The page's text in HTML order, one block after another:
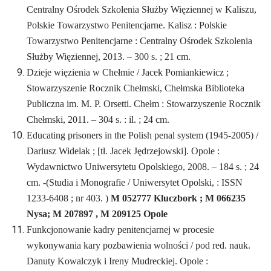
Centralny Ośrodek Szkolenia Służby Więziennej w Kaliszu,
Polskie Towarzystwo Penitencjarne. Kalisz : Polskie
Towarzystwo Penitencjarne : Centralny Ośrodek Szkolenia
Służby Więziennej, 2013. – 300 s. ; 21 cm.
Dzieje więzienia w Chełmie / Jacek Pomiankiewicz ;
Stowarzyszenie Rocznik Chełmski, Chełmska Biblioteka
Publiczna im. M. P. Orsetti. Chełm : Stowarzyszenie Rocznik
Chełmski, 2011. – 304 s. : il. ; 24 cm.
Educating prisoners in the Polish penal system (1945-2005) /
Dariusz Widelak ; [tł. Jacek Jędrzejowski]. Opole :
Wydawnictwo Uniwersytetu Opolskiego, 2008. – 184 s. ; 24
cm. -(Studia i Monografie / Uniwersytet Opolski, : ISSN
1233-6408 ; nr 403. ) M 052777 Kluczbork ; M 066235
Nysa; M 207897 , M 209125 Opole
Funkcjonowanie kadry penitencjarnej w procesie
wykonywania kary pozbawienia wolności / pod red. nauk.
Danuty Kowalczyk i Ireny Mudreckiej. Opole :